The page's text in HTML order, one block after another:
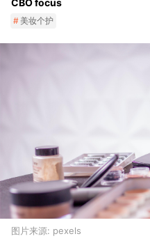
CBO focus
#美妆个护
图片来源: pexels